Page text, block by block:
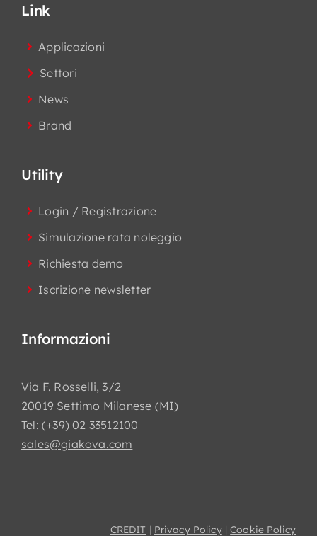
Link
Applicazioni
Settori
News
Brand
Utility
Login / Registrazione
Simulazione rata noleggio
Richiesta demo
Iscrizione newsletter
Informazioni
Via F. Rosselli, 3/2
20019 Settimo Milanese (MI)
Tel: (+39) 02 33512100
sales@giakova.com
CREDIT | Privacy Policy|Cookie Policy